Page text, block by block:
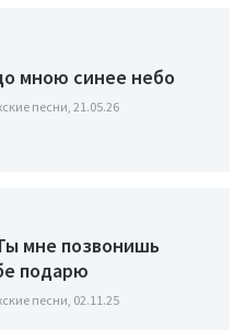
мною синее небо
песни, 21.05.26
мне позвонишь
подарю
песни, 02.11.25